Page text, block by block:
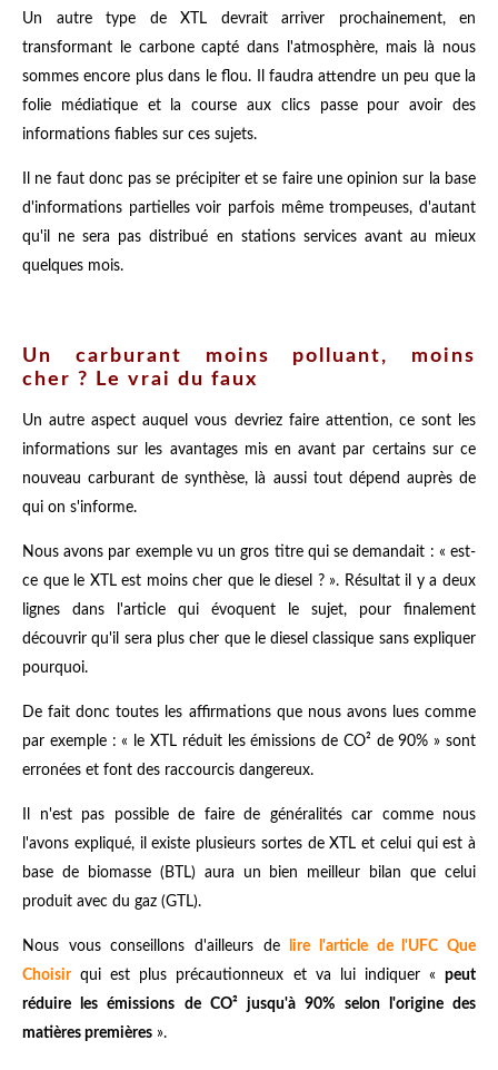
Un autre type de XTL devrait arriver prochainement, en
transformant le carbone capté dans l'atmosphère, mais là nous
sommes encore plus dans le flou. Il faudra attendre un peu que la
folie médiatique et la course aux clics passe pour avoir des
informations fiables sur ces sujets.
Il ne faut donc pas se précipiter et se faire une opinion sur la base
d'informations partielles voir parfois même trompeuses, d'autant
qu'il ne sera pas distribué en stations services avant au mieux
quelques mois.
Un carburant moins polluant, moins
cher ? Le vrai du faux
Un autre aspect auquel vous devriez faire attention, ce sont les
informations sur les avantages mis en avant par certains sur ce
nouveau carburant de synthèse, là aussi tout dépend auprès de
qui on s'informe.
Nous avons par exemple vu un gros titre qui se demandait : « est-
ce que le XTL est moins cher que le diesel ? ». Résultat il y a deux
lignes dans l'article qui évoquent le sujet, pour finalement
découvrir qu'il sera plus cher que le diesel classique sans expliquer
pourquoi.
De fait donc toutes les affirmations que nous avons lues comme
par exemple : « le XTL réduit les émissions de CO² de 90% » sont
erronées et font des raccourcis dangereux.
Il n'est pas possible de faire de généralités car comme nous
l'avons expliqué, il existe plusieurs sortes de XTL et celui qui est à
base de biomasse (BTL) aura un bien meilleur bilan que celui
produit avec du gaz (GTL).
Nous vous conseillons d'ailleurs de
lire l'article de l'UFC Que
Choisirqui est plus précautionneux et va lui indiquer « peut
réduire les émissions de CO² jusqu'à 90% selon l'origine des
matières premières ».